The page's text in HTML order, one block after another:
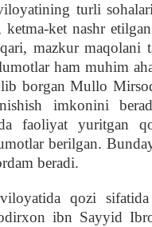
turli
ket nashr
mazkur
ham muhim
borgan Mullo
imkonini
faoliyat yuritgan
berilgan.
beradi.
viloyatida qozi
ibn Sayyid